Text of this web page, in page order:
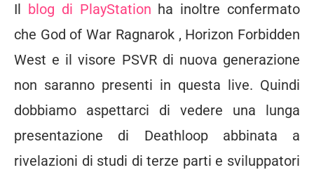
Il blog di PlayStation ha inoltre confermato
che God of War Ragnarok, Horizon Forbidden
West e il visore PSVR di nuova generazione
non saranno presenti in questa live. Quindi
dobbiamo aspettarci di vedere una lunga
presentazione di Deathloop abbinata a
rivelazioni di studi di terze parti e sviluppatori